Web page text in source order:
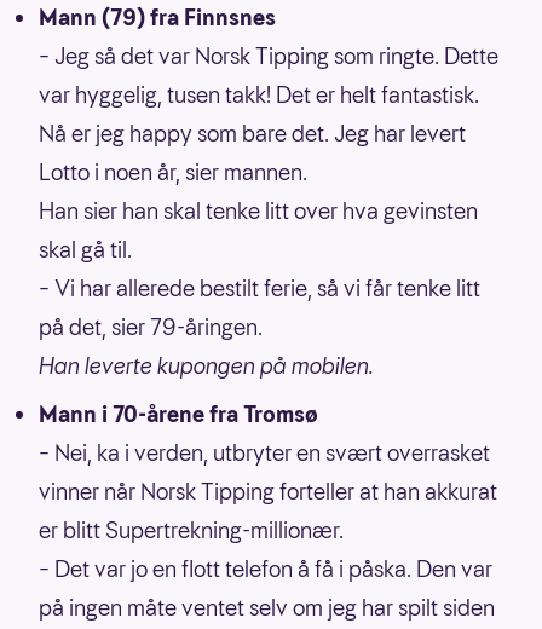
Mann (79) fra Finnsnes
– Jeg så det var Norsk Tipping som ringte. Dette
var hyggelig, tusen takk! Det er helt fantastisk.
Nå er jeg happy som bare det. Jeg har levert
Lotto i noen år, sier mannen.
Han sier han skal tenke litt over hva gevinsten
skal gå til.
– Vi har allerede bestilt ferie, så vi får tenke litt
på det, sier 79-åringen.
Han leverte kupongen på mobilen.
Mann i 70-årene fra Tromsø
– Nei, ka i verden, utbryter en svært overrasket
vinner når Norsk Tipping forteller at han akkurat
er blitt Supertrekning-millionær.
– Det var jo en flott telefon å få i påska. Den var
på ingen måte ventet selv om jeg har spilt siden